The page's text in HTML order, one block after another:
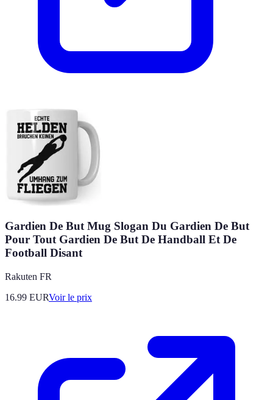
Gardien De But Mug Slogan Du Gardien De But
Pour Tout Gardien De But De Handball Et De
Football Disant
Rakuten FR
16.99 EURVoir le prix